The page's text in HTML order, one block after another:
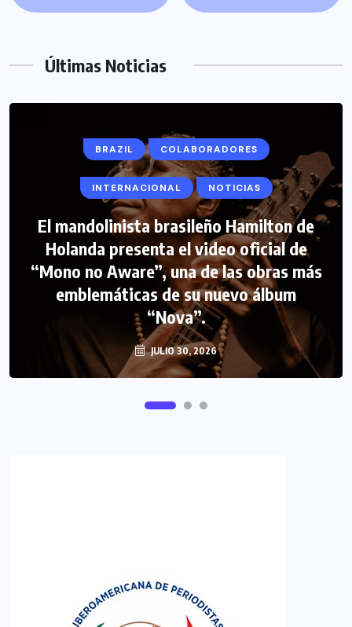
Últimas Noticias
BRAZIL COLABORADORES
INTERNACIONAL NOTICIAS
El mandolinista brasileño Hamilton de
Holanda presenta el video oficial de
“Mono no Aware”, una de las obras más
emblemáticas de su nuevo álbum
“Nova”.
JULIO 30, 2026
COLABORADORES INTERNACIONAL
NOTICIAS PERIODISMO TURISTICO
FIPETUR se solidariza con Venezuela
JUNIO 29, 2026